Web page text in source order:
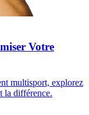
Votre
multisport, explorez
la différence.